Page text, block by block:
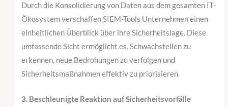
Durch die Konsolidierung von Daten aus dem gesamten IT-
Ökosystem verschaffen SIEM-Tools Unternehmen einen
einheitlichen Überblick über ihre Sicherheitslage. Diese
umfassende Sicht ermöglicht es, Schwachstellen zu
erkennen, neue Bedrohungen zu verfolgen und
Sicherheitsmaßnahmen effektiv zu priorisieren.
3. Beschleunigte Reaktion auf Sicherheitsvorfälle